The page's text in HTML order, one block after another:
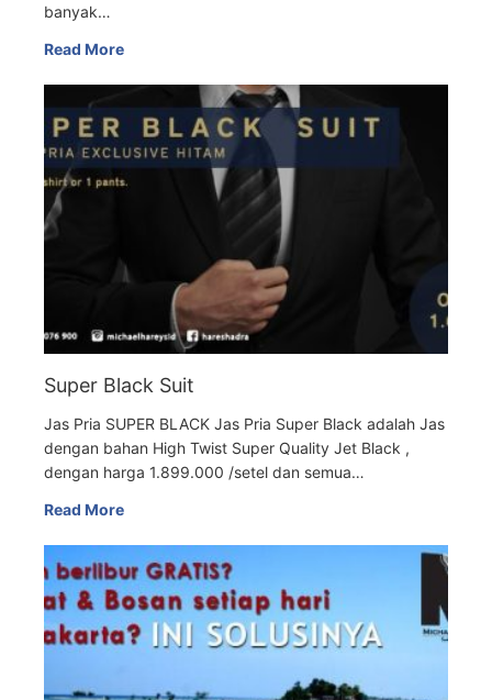
banyak…
Read More
Super Black Suit
Jas Pria SUPER BLACK Jas Pria Super Black adalah Jas
dengan bahan High Twist Super Quality Jet Black ,
dengan harga 1.899.000 /setel dan semua…
Read More